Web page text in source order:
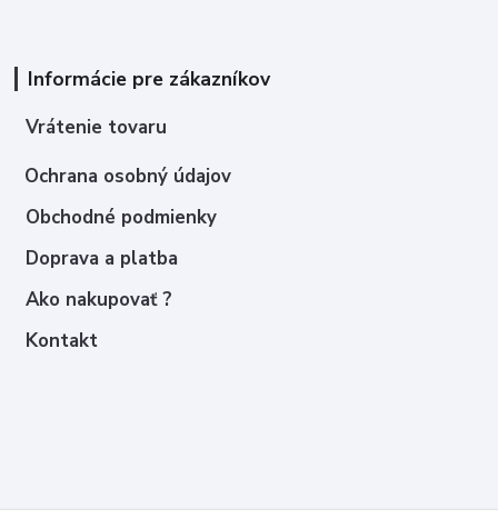
Informácie pre zákazníkov
Vrátenie tovaru
Ochrana osobný údajov
Obchodné podmienky
Doprava a platba
Ako nakupovať ?
Kontakt